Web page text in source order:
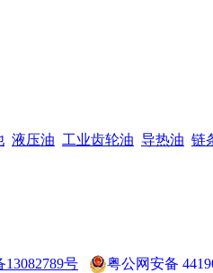
液压油 工业齿轮油 导热油 链
13082789号 粤公网安备